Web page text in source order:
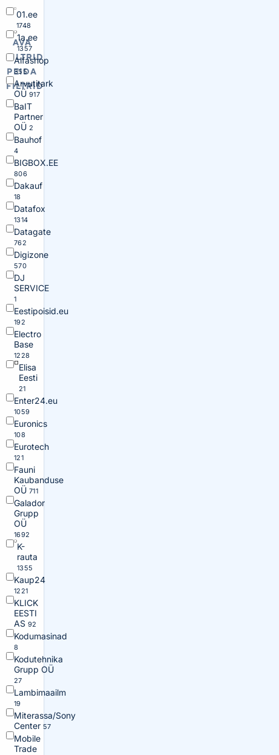
AVA
FILTRID
PEIDA
FILTRID
01.ee
1748
1a.ee
1357
Alfashop
355
Arvutitark
OÜ 917
BaIT
Partner
OÜ 2
Bauhof
4
BIGBOX.EE
806
Dakauf
18
Datafox
1314
Datagate
762
Digizone
570
DJ
SERVICE
1
Eestipoisid.eu
192
Electro
Base
1228
Elisa
Eesti
21
Enter24.eu
1059
Euronics
108
Eurotech
121
Fauni
Kaubanduse
OÜ 711
Galador
Grupp
OÜ
1692
K-
rauta
1355
Kaup24
1221
KLICK
EESTI
AS 92
Kodumasinad
8
Kodutehnika
Grupp OÜ
27
Lambimaailm
19
Miterassa/Sony
Center 57
Mobile
Trade